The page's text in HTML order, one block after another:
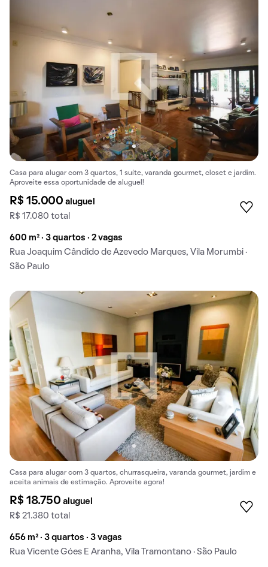
Casa para alugar com 3 quartos, 1 suíte, varanda gourmet, closet e jardim.
Aproveite essa oportunidade de aluguel!
R$ 15.000aluguel
R$ 17.080 total
600 m² · 3 quartos · 2 vagas
Rua Joaquim Cândido de Azevedo Marques, Vila Morumbi ·
São Paulo
Casa para alugar com 3 quartos, churrasqueira, varanda gourmet, jardim e
aceita animais de estimação. Aproveite agora!
R$ 18.750aluguel
R$ 21.380 total
656 m² · 3 quartos · 3 vagas
Rua Vicente Góes E Aranha, Vila Tramontano · São Paulo